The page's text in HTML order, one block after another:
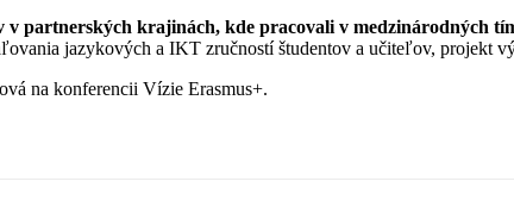
partnerských krajinách, kde pracovali v medzinárodných
jazykových a IKT zručností študentov a učiteľov, projekt
na konferencii Vízie Erasmus+.